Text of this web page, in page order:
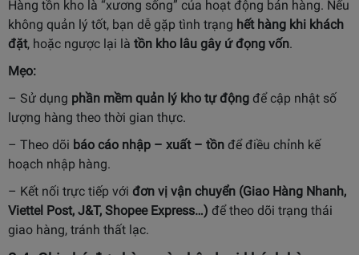
Hàng tồn kho là “xương sống” của hoạt động bán hàng. Nếu
không quản lý tốt, bạn dễ gặp tình trạng hết hàng khi khách
đặt, hoặc ngược lại là tồn kho lâu gây ứ đọng vốn.
Mẹo:
– Sử dụng phần mềm quản lý kho tự động để cập nhật số
lượng hàng theo thời gian thực.
– Theo dõi báo cáo nhập – xuất – tồn để điều chỉnh kế
hoạch nhập hàng.
– Kết nối trực tiếp với đơn vị vận chuyển (Giao Hàng Nhanh,
Viettel Post, J&T, Shopee Express…) để theo dõi trạng thái
giao hàng, tránh thất lạc.